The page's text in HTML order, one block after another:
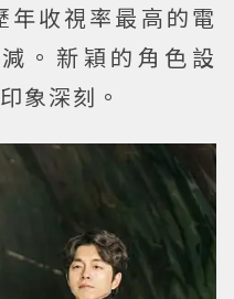
年收視率最高的電
。新穎的角色設
象深刻。